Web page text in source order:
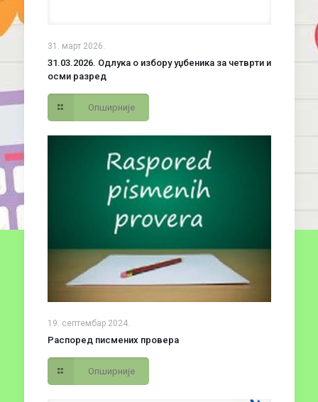
31. март 2026.
31.03.2026. Одлука о избору уџбеника за четврти и
осми разред
Опширније
19. септембар 2024.
Распоред писмених провера
Опширније